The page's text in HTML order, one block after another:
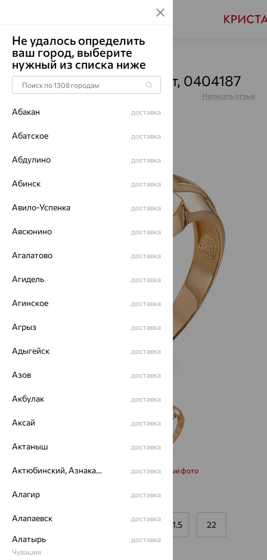
Главная Каталог Для мужчин
Печатка, золото, фианит, 0404187
Артикул:0404187 Написать отзыв
Запросить дополнительные фото
19 20.5 21.5 22
Не удалось определить
ваш город, выберите
нужный из списка ниже
Абакан доставка
Абатское доставка
Абдулино доставка
Абинск доставка
Авило-Успенка доставка
Авсюнино доставка
Агалатово доставка
Агидель доставка
Агинское доставка
Агрыз доставка
Адыгейск доставка
Азов доставка
Акбулак доставка
Аксай доставка
Актаныш доставка
Актюбинский, Азнакаевский район доставка
Алагир доставка
Алапаевск доставка
Алатырь
Чувашия
доставка